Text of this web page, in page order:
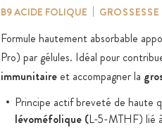
B9 ACIDE FOLIQUE
Formule hautement absorbable
Pro) par gélules. Idéal pour
immunitaire et accompagner la
Principe actif breveté de haute
lévoméfolique (L-5-MTHF) lié